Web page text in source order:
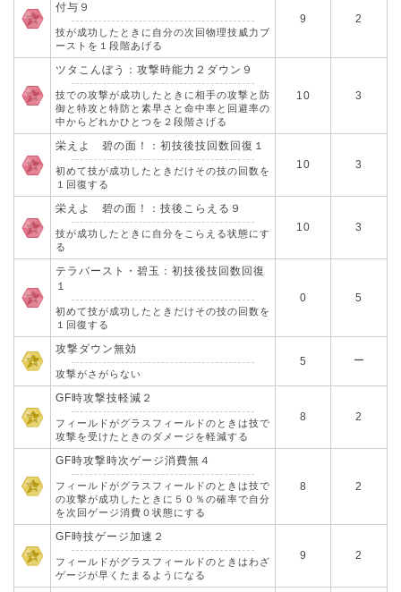
付与９
技が成功したときに自分の次回物理技威力ブ
ーストを１段階あげる
9 2
ツタこんぼう：攻撃時能力２ダウン９
技での攻撃が成功したときに相手の攻撃と防
御と特攻と特防と素早さと命中率と回避率の
中からどれかひとつを２段階さげる
10 3
栄えよ 碧の面！：初技後技回数回復１
初めて技が成功したときだけその技の回数を
１回復する
10 3
栄えよ 碧の面！：技後こらえる９
技が成功したときに自分をこらえる状態にす
る
10 3
テラバースト・碧玉：初技後技回数回復
１
初めて技が成功したときだけその技の回数を
１回復する
0 5
攻撃ダウン無効
攻撃がさがらない
5 ー
GF時攻撃技軽減２
フィールドがグラスフィールドのときは技で
攻撃を受けたときのダメージを軽減する
8 2
GF時攻撃時次ゲージ消費無４
フィールドがグラスフィールドのときは技で
の攻撃が成功したときに５０％の確率で自分
を次回ゲージ消費０状態にする
8 2
GF時技ゲージ加速２
フィールドがグラスフィールドのときはわざ
ゲージが早くたまるようになる
9 2